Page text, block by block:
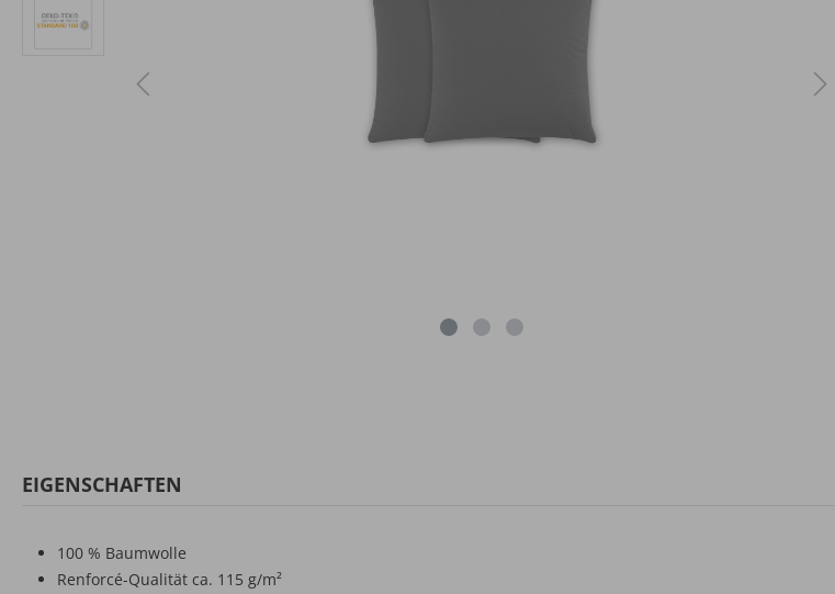
EIGENSCHAFTEN
100 % Baumwolle
Renforcé-Qualität ca. 115 g/m²